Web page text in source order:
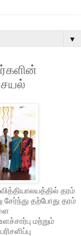
▼
தரம்
தற்போது தரம்
மற்றும்